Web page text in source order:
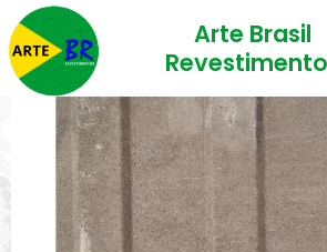
Arte Brasil